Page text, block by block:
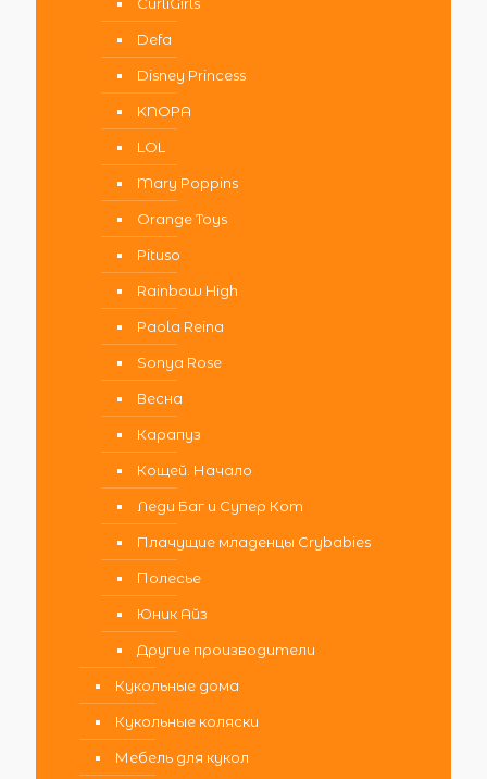
Defa
Disney Princess
KNOPA
LOL
Mary Poppins
Orange Toys
Pituso
Rainbow High
Paola Reina
Sonya Rose
Весна
Карапуз
Кощей. Начало
Леди Баг и Супер Кот
Плачущие младенцы Crybabies
Полесье
Юник Айз
Другие производители
Кукольные дома
Кукольные коляски
Мебель для кукол